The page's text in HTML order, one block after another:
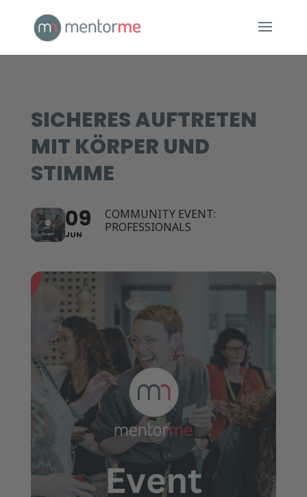
SICHERES AUFTRETEN
MIT KÖRPER UND
STIMME
09
JUN
COMMUNITY EVENT:
PROFESSIONALS